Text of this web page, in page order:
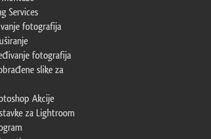
Services
fotografija
fotografija
slike za
Akcije
za Lightroom